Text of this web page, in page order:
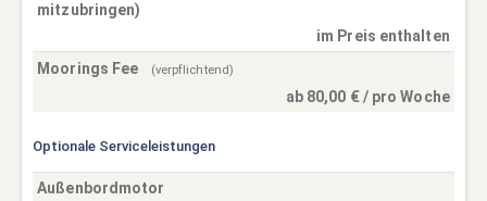
mitzubringen)
im Preis enthalten
Moorings Fee
(verpflichtend)
ab 80,00 € / pro Woche
Optionale Serviceleistungen
Außenbordmotor